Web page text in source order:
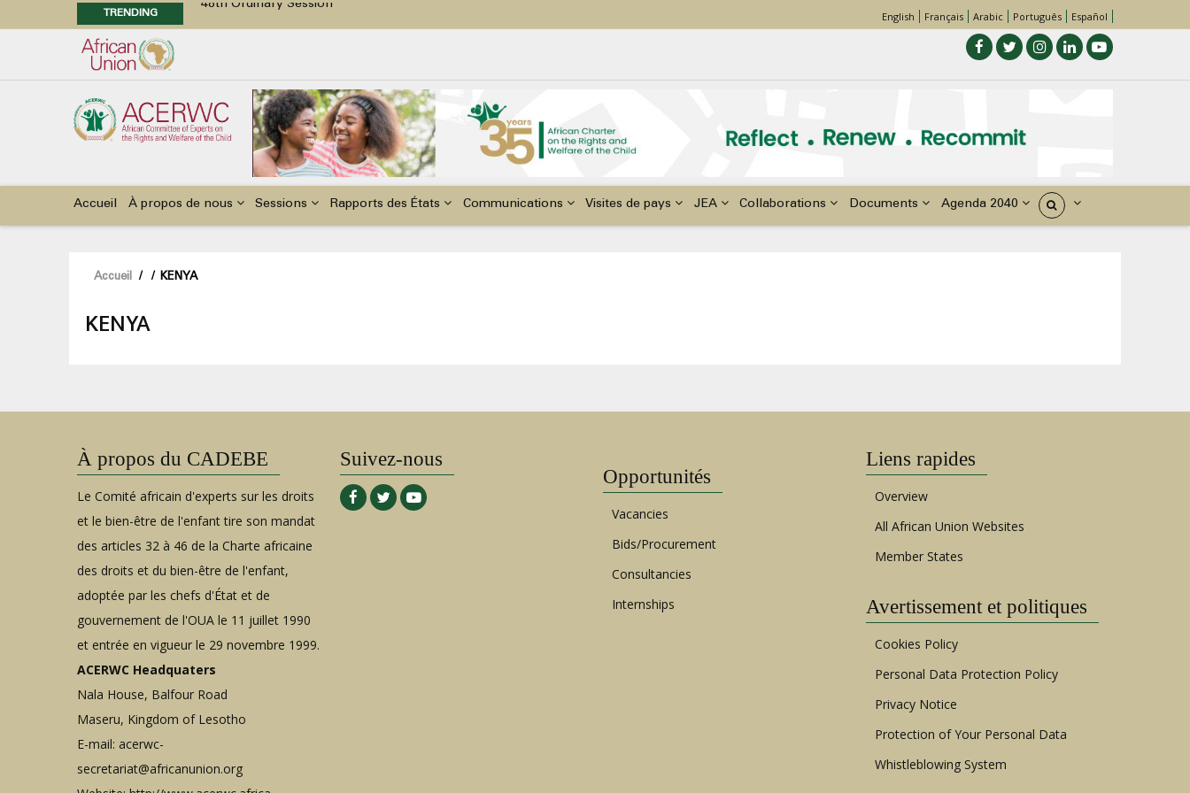
TRENDING
Advocacy Factsheet : Climate Change, El Niño, & Africa’s Children’s Rights to Food & Water
English Français Arabic Português Español
Main
navigation
Accueil À propos de nous Sessions Rapports des États Communications Visites de pays JEA Collaborations Documents Agenda 2040 États
Fil
d'Ariane
Accueil / / KENYA
KENYA
À propos du CADEBE
Le Comité africain d'experts sur les droits
et le bien-être de l'enfant tire son mandat
des articles 32 à 46 de la Charte africaine
des droits et du bien-être de l'enfant,
adoptée par les chefs d'État et de
gouvernement de l'OUA le 11 juillet 1990
et entrée en vigueur le 29 novembre 1999.
ACERWC Headquaters
Nala House, Balfour Road
Maseru, Kingdom of Lesotho
E-mail: acerwc-
secretariat@africanunion.org
Suivez-nous
Opportunités
Vacancies
Bids/Procurement
Consultancies
Internships
Liens rapides
Overview
All African Union Websites
Member States
Avertissement et politiques
Cookies Policy
Personal Data Protection Policy
Privacy Notice
Protection of Your Personal Data
Whistleblowing System